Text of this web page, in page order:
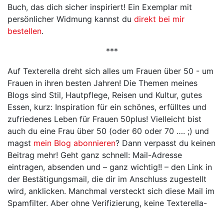
Buch, das dich sicher inspiriert! Ein Exemplar mit
persönlicher Widmung kannst du direkt bei mir
bestellen.
***
Auf Texterella dreht sich alles um Frauen über 50 - um
Frauen in ihren besten Jahren! Die Themen meines
Blogs sind Stil, Hautpflege, Reisen und Kultur, gutes
Essen, kurz: Inspiration für ein schönes, erfülltes und
zufriedenes Leben für Frauen 50plus! Vielleicht bist
auch du eine Frau über 50 (oder 60 oder 70 …. ;) und
magst mein Blog abonnieren? Dann verpasst du keinen
Beitrag mehr! Geht ganz schnell: Mail-Adresse
eintragen, absenden und – ganz wichtig!! – den Link in
der Bestätigungsmail, die dir im Anschluss zugestellt
wird, anklicken. Manchmal versteckt sich diese Mail im
Spamfilter. Aber ohne Verifizierung, keine Texterella-